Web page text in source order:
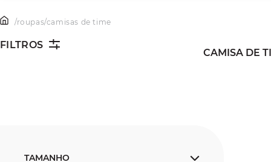
/roupas/camisas de time
FILTROS
CAMISA DE
TAMANHO